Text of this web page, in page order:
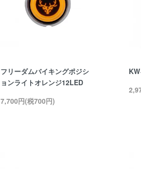
フリーダムバイキングポジシ
ョンライトオレンジ12LED
7,700円(税700円)